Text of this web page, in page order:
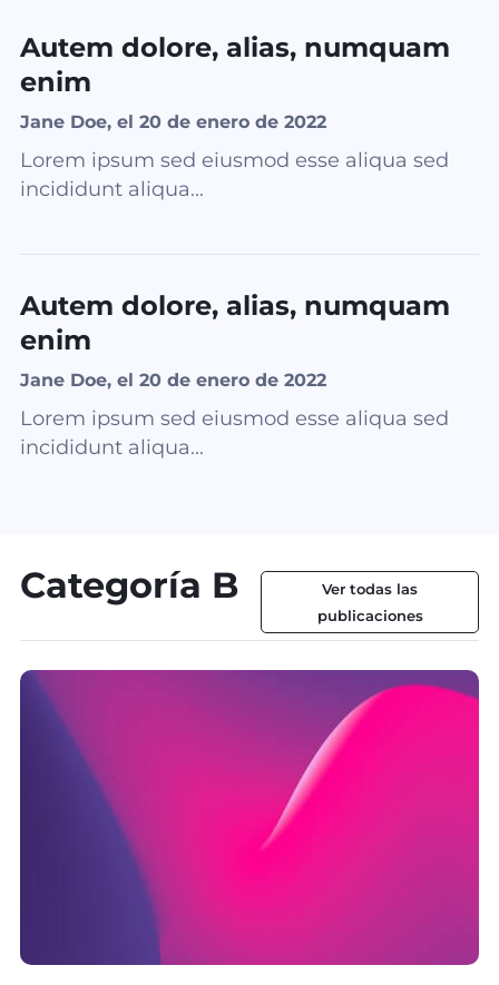
Autem dolore, alias, numquam
enim
Jane Doe, el 20 de enero de 2022
Lorem ipsum sed eiusmod esse aliqua sed
incididunt aliqua...
Autem dolore, alias, numquam
enim
Jane Doe, el 20 de enero de 2022
Lorem ipsum sed eiusmod esse aliqua sed
incididunt aliqua...
Categoría B
Ver todas las
publicaciones